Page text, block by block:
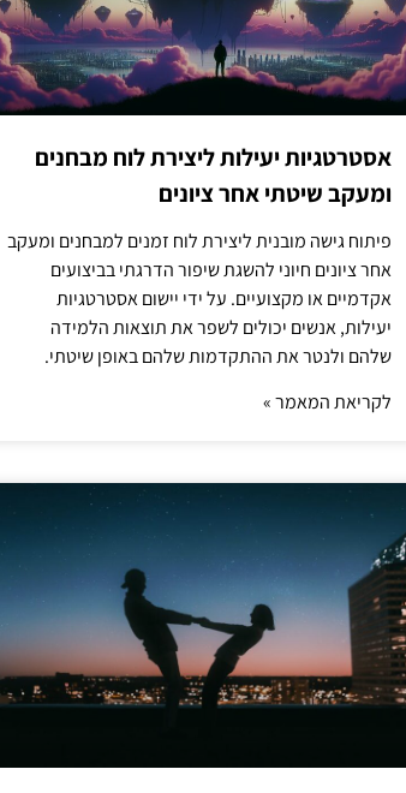
אסטרטגיות יעילות ליצירת לוח מבחנים
ומעקב שיטתי אחר ציונים
פיתוח גישה מובנית ליצירת לוח זמנים למבחנים ומעקב
אחר ציונים חיוני להשגת שיפור הדרגתי בביצועים
אקדמיים או מקצועיים. על ידי יישום אסטרטגיות
יעילות, אנשים יכולים לשפר את תוצאות הלמידה
שלהם ולנטר את ההתקדמות שלהם באופן שיטתי.
לקריאת המאמר »